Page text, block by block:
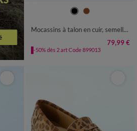
38 39
Mocassins à talon en cuir, semelle crantée.
79,99 €
-50% dès 2 art Code 899013